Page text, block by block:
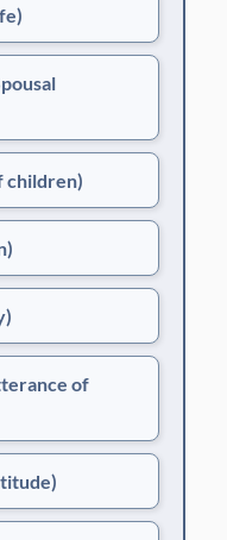
children)
of